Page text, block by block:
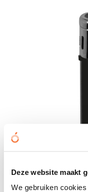
Deze website maakt
We gebruiken